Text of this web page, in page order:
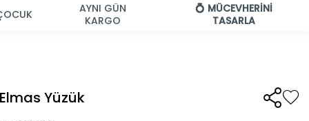
AYNI GÜN
KARGO
💍 MÜCEVHERİNİ
TASARLA
Yüzük